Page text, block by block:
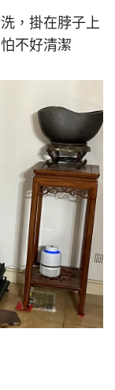
，掛在脖子上
不好清潔